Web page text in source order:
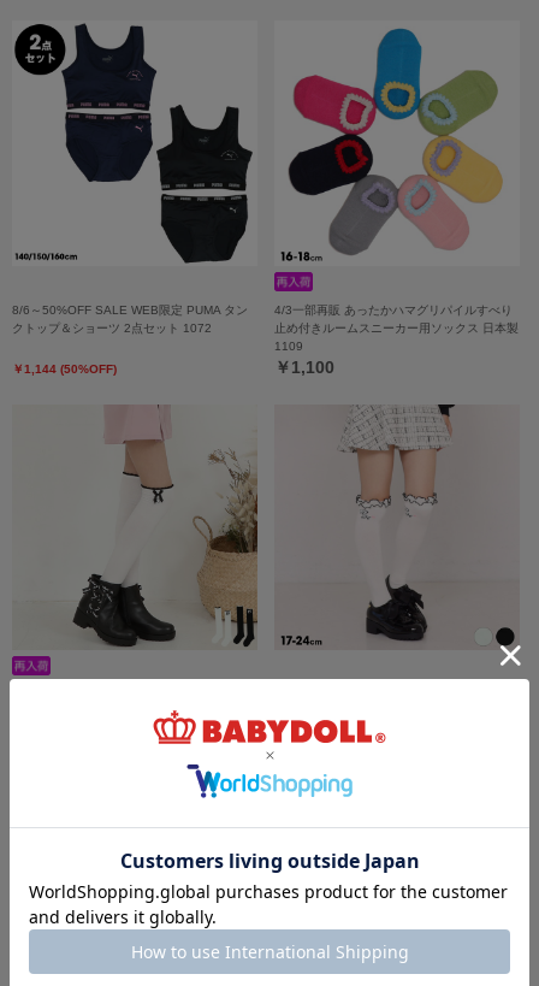
8/6～50%OFF SALE WEB限定 PUMA タン
クトップ＆ショーツ 2点セット 1072
￥1,144 (50%OFF)
4/3一部再販 あったかハマグリパイルすべり
止め付きルームスニーカー用ソックス 日本製
1109
￥1,100
￥979